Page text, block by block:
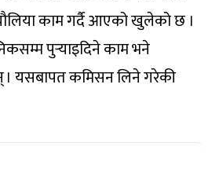
काम गर्दै आएको खुलेको छ ।
पुर्‍याइदिने काम भने
। यसबापत कमिसन लिने गरेकी